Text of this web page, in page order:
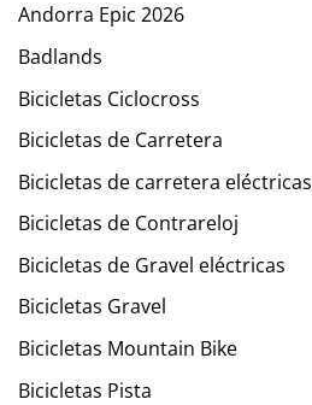
Andorra Epic 2026
Badlands
Bicicletas Ciclocross
Bicicletas de Carretera
Bicicletas de carretera eléctricas
Bicicletas de Contrareloj
Bicicletas de Gravel eléctricas
Bicicletas Gravel
Bicicletas Mountain Bike
Bicicletas Pista